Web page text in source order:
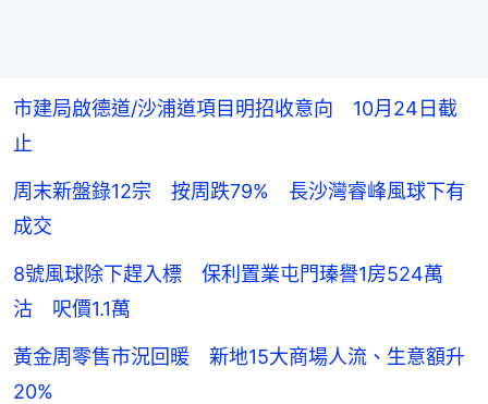
市建局啟德道/沙浦道項目明招收意向 10月24日截
止
周末新盤錄12宗 按周跌79% 長沙灣睿峰風球下有
成交
8號風球除下趕入標 保利置業屯門瑧譽1房524萬
沽 呎價1.1萬
黃金周零售市況回暖 新地15大商場人流、生意額升
20%